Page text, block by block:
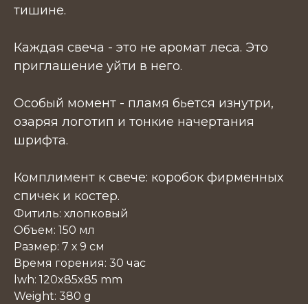
тишине.
Каждая свеча - это не аромат леса. Это
приглашение уйти в него.
Особый момент - пламя бьется изнутри,
озаряя логотип и тонкие начертания
шрифта.
Комплимент к свече: коробок фирменных
спичек и костер.
Фитиль: хлопковый
Объем: 150 мл
Размер: 7 х 9 см
Время горения: 30 час
lwh: 120x85x85 mm
Weight: 380 g